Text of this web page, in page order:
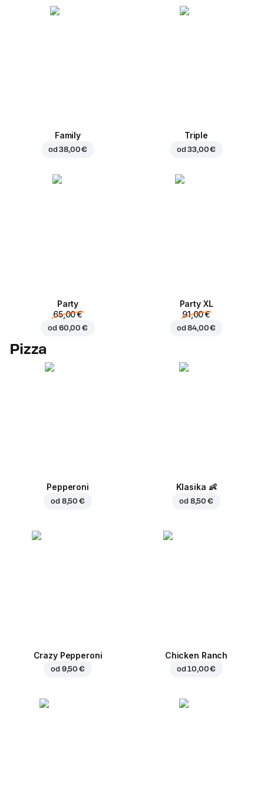
Family
od38,00 €
Triple
od33,00 €
Party
65,00 €
od 60,00 €
Party XL
91,00 €
od84,00 €
Pizza
Pepperoni
od 8,50 €
Klasika 👶
od 8,50 €
Crazy Pepperoni
od 9,50 €
Chicken Ranch
od10,00 €